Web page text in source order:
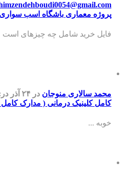
پروژه معماری باشگاه اسب
فایل خرید شامل چه چیزهای است
محمد سالاری منوجان در ۲۴ آذر
کامل کلینیک درمانی ( مدارک
خوبه ...